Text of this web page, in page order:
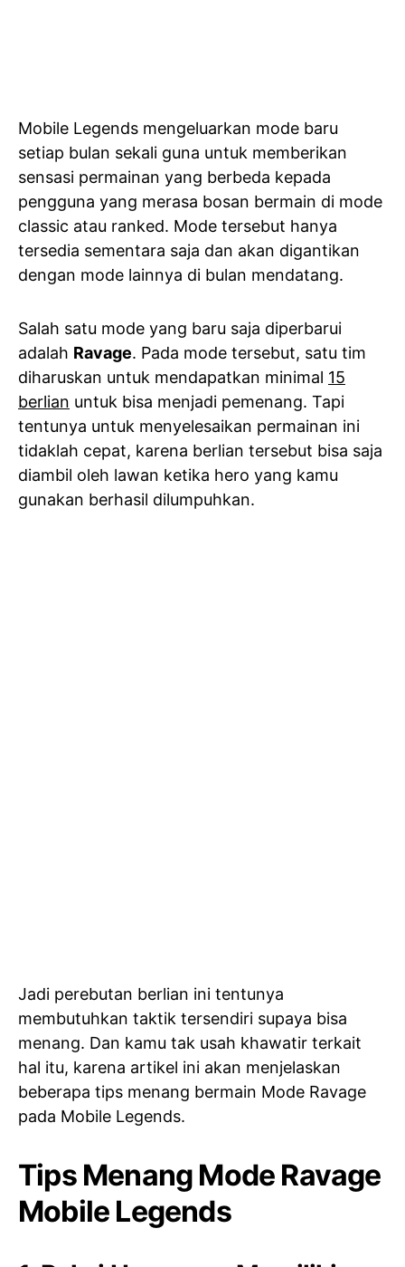
Mobile Legends mengeluarkan mode baru
setiap bulan sekali guna untuk memberikan
sensasi permainan yang berbeda kepada
pengguna yang merasa bosan bermain di mode
classic atau ranked. Mode tersebut hanya
tersedia sementara saja dan akan digantikan
dengan mode lainnya di bulan mendatang.
Salah satu mode yang baru saja diperbarui
adalah Ravage. Pada mode tersebut, satu tim
diharuskan untuk mendapatkan minimal 15
berlian untuk bisa menjadi pemenang. Tapi
tentunya untuk menyelesaikan permainan ini
tidaklah cepat, karena berlian tersebut bisa saja
diambil oleh lawan ketika hero yang kamu
gunakan berhasil dilumpuhkan.
Jadi perebutan berlian ini tentunya
membutuhkan taktik tersendiri supaya bisa
menang. Dan kamu tak usah khawatir terkait
hal itu, karena artikel ini akan menjelaskan
beberapa tips menang bermain Mode Ravage
pada Mobile Legends.
Tips Menang Mode Ravage
Mobile Legends